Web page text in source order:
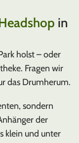
in
holst – oder
Fragen wir
das Drumherum.
sondern
der
klein und unter